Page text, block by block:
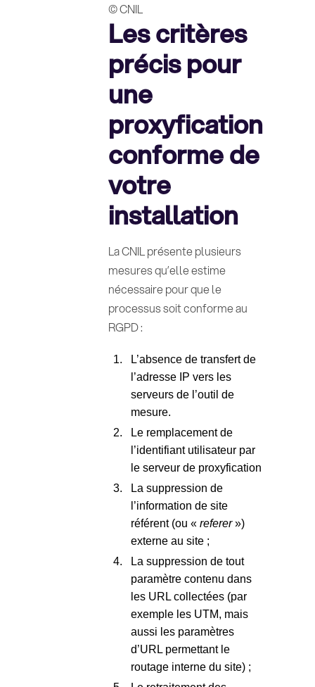
© CNIL
Les critères
précis pour
une
proxyfication
conforme de
votre
installation
La CNIL présente plusieurs
mesures qu’elle estime
nécessaire pour que le
processus soit conforme au
RGPD :
L’absence de transfert de
l’adresse IP vers les
serveurs de l’outil de
mesure.
Le remplacement de
l’identifiant utilisateur par
le serveur de proxyfication
La suppression de
l’information de site
référent (ou « referer»)
externe au site ;
La suppression de tout
paramètre contenu dans
les URL collectées (par
exemple les UTM, mais
aussi les paramètres
d’URL permettant le
routage interne du site) ;